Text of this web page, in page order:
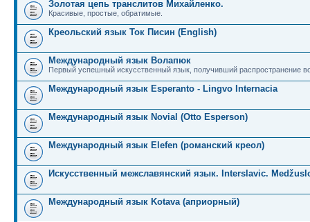
Золотая цепь транслитов Михайленко.
Красивые, простые, обратимые.
Креольский язык Ток Писин (English)
Международный язык Волапюк
Первый успешный искусственный язык, получивший распространение
Международный язык Esperanto - Lingvo Internacia
Международный язык Novial (Otto Esperson)
Международный язык Elefen (романский креол)
Искусственный межславянский язык. Interslavic.
Международный язык Kotava (априорный)